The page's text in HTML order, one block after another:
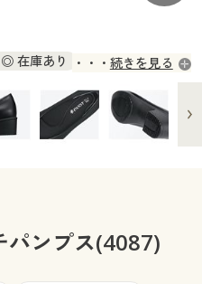
文
在庫あり
◎ 在庫あり
続きを見る
パンプス(4087)